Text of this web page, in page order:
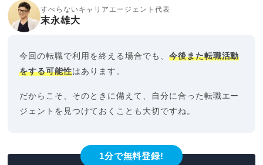
すべらないキャリアエージェント代表
末永雄大
今回の転職で利用を終える場合でも、 今後また転職活動
をする可能性はあります。
だからこそ、そのときに備えて、自分に合った転職エー
ジェントを見つけておくことも大切ですね。
1分で無料登録!